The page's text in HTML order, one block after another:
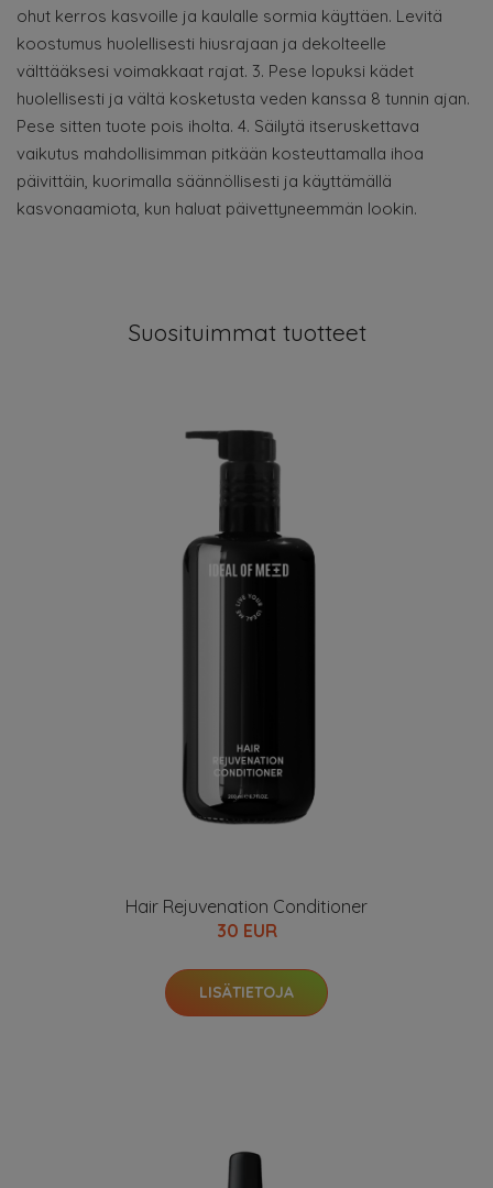
ohut kerros kasvoille ja kaulalle sormia käyttäen. Levitä
koostumus huolellisesti hiusrajaan ja dekolteelle
välttääksesi voimakkaat rajat. 3. Pese lopuksi kädet
huolellisesti ja vältä kosketusta veden kanssa 8 tunnin ajan.
Pese sitten tuote pois iholta. 4. Säilytä itseruskettava
vaikutus mahdollisimman pitkään kosteuttamalla ihoa
päivittäin, kuorimalla säännöllisesti ja käyttämällä
kasvonaamiota, kun haluat päivettyneemmän lookin.
Suosituimmat tuotteet
Hair Rejuvenation Conditioner
30 EUR
LISÄTIETOJA